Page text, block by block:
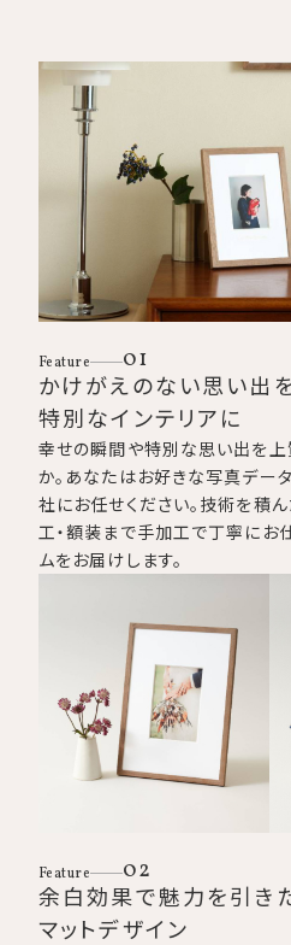
Feature 01
かけがえのない思い出
特別なインテリアに
幸せの瞬間や特別な思い出を上
か。あなたはお好きな写真デー
社にお任せください。技術を積ん
工・額装まで手加工で丁寧にお
ムをお届けします。
Feature 02
余白効果で魅力を引き
マットデザイン